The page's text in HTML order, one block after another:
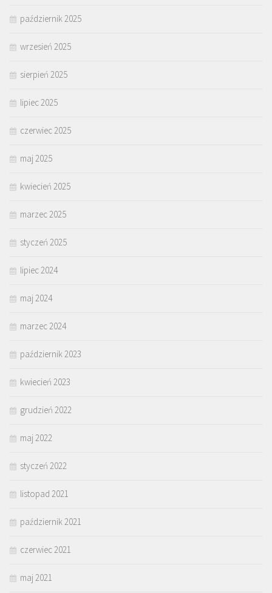
październik 2025
wrzesień 2025
sierpień 2025
lipiec 2025
czerwiec 2025
maj 2025
kwiecień 2025
marzec 2025
styczeń 2025
lipiec 2024
maj 2024
marzec 2024
październik 2023
kwiecień 2023
grudzień 2022
maj 2022
styczeń 2022
listopad 2021
październik 2021
czerwiec 2021
maj 2021